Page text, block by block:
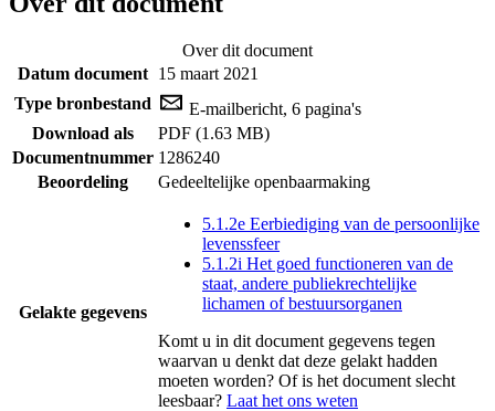
Over dit document
Datum document 15 maart 2021
Type bronbestand
E-mailbericht, 6 pagina's
Download als
PDF (1.63 MB)
Documentnummer 1286240
Beoordeling
Gedeeltelijke openbaarmaking
Gelakte gegevens
5.1.2e Eerbiediging van de persoonlijke
levenssfeer
5.1.2i Het goed functioneren van de
staat, andere publiekrechtelijke
lichamen of bestuursorganen
Komt u in dit document gegevens tegen
waarvan u denkt dat deze gelakt hadden
moeten worden? Of is het document slecht
leesbaar? Laat het ons weten